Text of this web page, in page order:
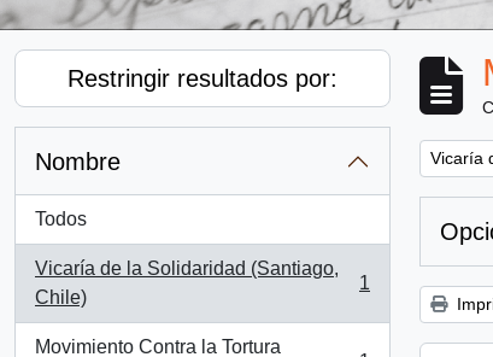
Restringir resultados por:
Nombre
Todos
Vicaría de la Solidaridad (Santiago,
Chile)
, 1 resultados
1
Movimiento Contra la Tortura
Vicaría